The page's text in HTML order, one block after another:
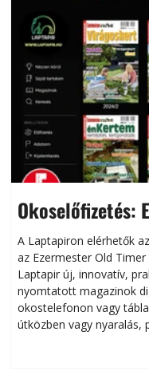
Okoselőfizetés:
A Laptapiron elérhetők
az Ezermester Old
Laptapir új, innovatív,
nyomtatott magazinok
okostelefonon vagy
útközben vagy nyaralás,